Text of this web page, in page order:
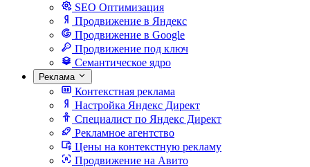
SEO Оптимизация
Продвижение в Яндекс
Продвижение в Google
Продвижение под ключ
Семантическое ядро
Реклама
Контекстная реклама
Настройка Яндекс Директ
Специалист по Яндекс Директ
Рекламное агентство
Цены на контекстную рекламу
Продвижение на Авито